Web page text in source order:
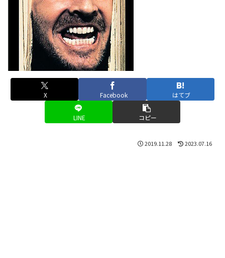
X Facebook はてブ
LINE コピー
2019.11.28 2023.07.16